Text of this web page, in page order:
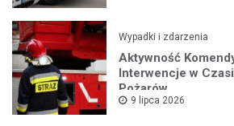
Wypadki i zdarzenia
Aktywność
Interwencje w
Pożarów
9 lipca 2026